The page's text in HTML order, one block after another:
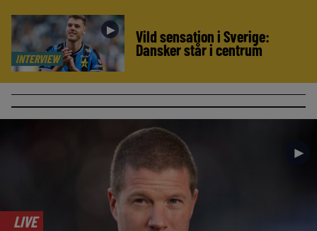
INTERVIEW
► Vild sensation i Sverige:
Dansker står i centrum
►
LIVE